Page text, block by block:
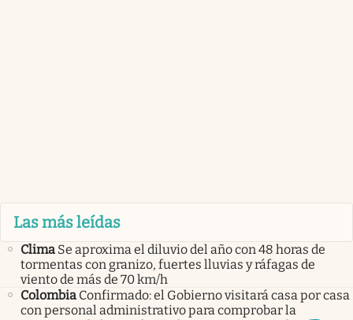
Las más leídas
Clima Se aproxima el diluvio del año con 48 horas de
tormentas con granizo, fuertes lluvias y ráfagas de
viento de más de 70 km/h
Colombia Confirmado: el Gobierno visitará casa por casa
con personal administrativo para comprobar la